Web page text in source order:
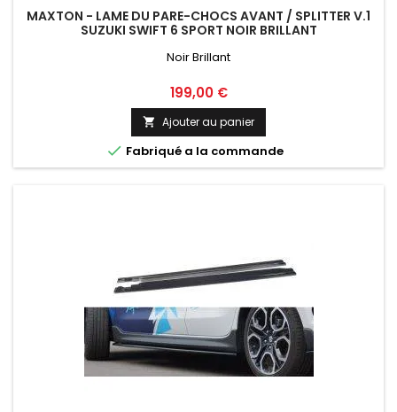
MAXTON - LAME DU PARE-CHOCS AVANT / SPLITTER V.1
SUZUKI SWIFT 6 SPORT NOIR BRILLANT
Noir Brillant
Prix
199,00 €
 Ajouter au panier
 Fabriqué a la commande